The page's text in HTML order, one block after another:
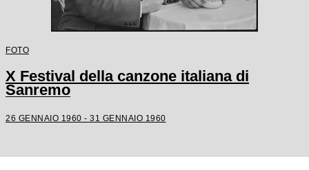
FOTO
X Festival della canzone italiana di
Sanremo
26 GENNAIO 1960 - 31 GENNAIO 1960